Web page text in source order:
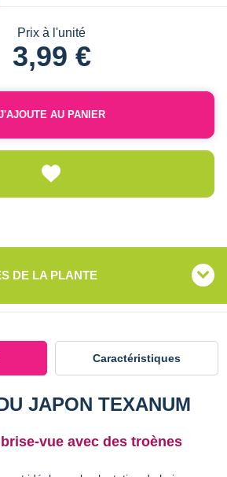
Prix à l'unité
3,99 €
AU PANIER
DE LA PLANTE
Caractéristiques
JAPON TEXANUM
vue avec des troènes